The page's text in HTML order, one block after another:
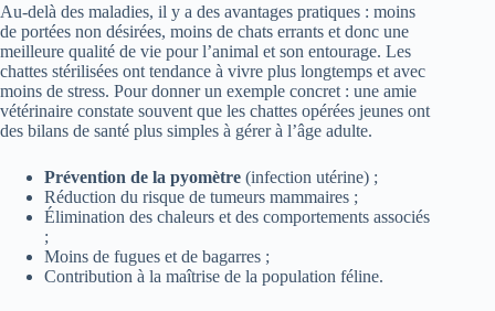
Au-delà des maladies, il y a des avantages pratiques : moins
de portées non désirées, moins de chats errants et donc une
meilleure qualité de vie pour l’animal et son entourage. Les
chattes stérilisées ont tendance à vivre plus longtemps et avec
moins de stress. Pour donner un exemple concret : une amie
vétérinaire constate souvent que les chattes opérées jeunes ont
des bilans de santé plus simples à gérer à l’âge adulte.
Prévention de la pyomètre (infection utérine) ;
Réduction du risque de tumeurs mammaires ;
Élimination des chaleurs et des comportements associés
;
Moins de fugues et de bagarres ;
Contribution à la maîtrise de la population féline.